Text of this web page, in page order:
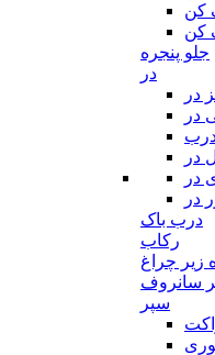
کن
کن
جلو پنجره
در
در
در
در
در
در
درب باک
رکاب
زیر چراغ
سانروف
سپر